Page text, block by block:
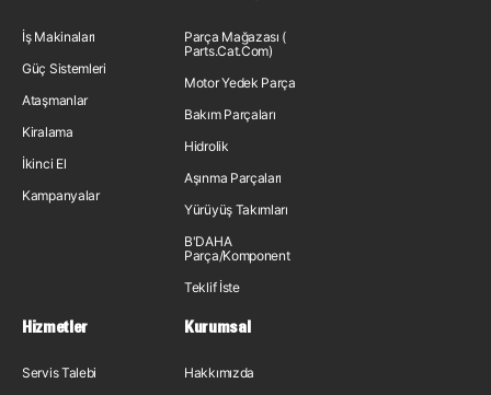
İş Makinaları
Güç Sistemleri
Ataşmanlar
Kiralama
İkinci El
Kampanyalar
Parça Mağazası (
Parts.Cat.Com)
Motor Yedek Parça
Bakım Parçaları
Hidrolik
Aşınma Parçaları
Yürüyüş Takımları
B'DAHA
Parça/Komponent
Teklif İste
Hizmetler
Servis Talebi
Kurumsal
Hakkımızda